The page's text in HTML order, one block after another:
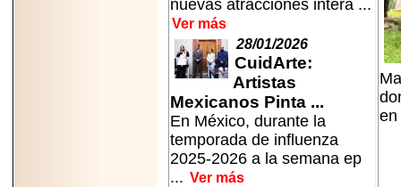
nuevas atracciones intera ...
Ver más
28/01/2026
CuidArte:
Artistas
Mexicanos Pinta ...
En México, durante la
temporada de influenza
2025-2026 a la semana ep
... Ver más